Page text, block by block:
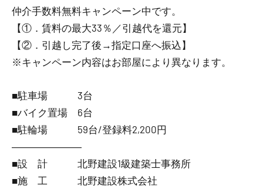
仲介手数料無料キャンペーン中です。
【①．賃料の最大33％／引越代を還元】
【②．引越し完了後→指定口座へ振込】
※キャンペーン内容はお部屋により異なります。
■駐車場 3台
■バイク置場 6台
■駐輪場 59台/登録料2,200円
―――――――
■設 計 北野建設1級建築士事務所
■施 工 北野建設株式会社